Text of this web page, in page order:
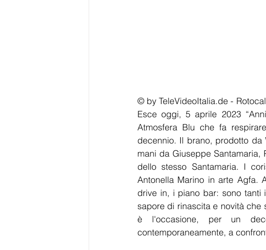
© by TeleVideoItalia.de -
Esce oggi, 5 aprile 2023
Atmosfera Blu che fa
decennio. Il brano, prodotto
mani da Giuseppe
dello stesso Santamaria. I
Antonella Marino in arte Agfa.
drive in, i piano bar: sono
sapore di rinascita e novità che
è l'occasione, per un
contemporaneamente, a